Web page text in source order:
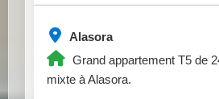
Alasora
Grand appartement T5 de
mixte à Alasora.